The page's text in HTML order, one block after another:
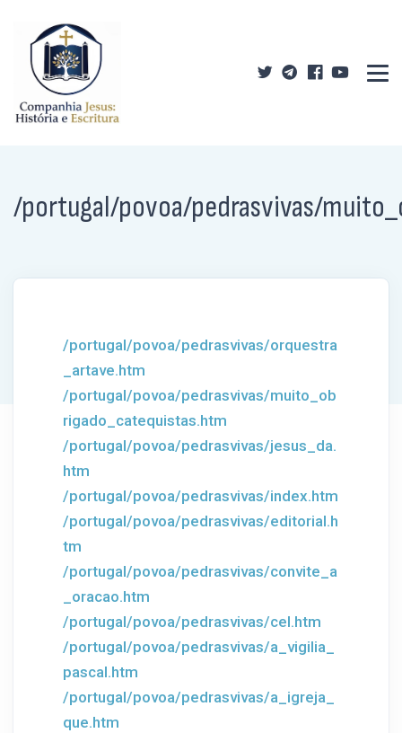
/portugal/povoa/pedrasvivas/
/portugal/povoa/pedrasvivas/orquestra
_artave.htm
/portugal/povoa/pedrasvivas/muito_ob
rigado_catequistas.htm
/portugal/povoa/pedrasvivas/jesus_da.
htm
/portugal/povoa/pedrasvivas/index.htm
/portugal/povoa/pedrasvivas/editorial.h
tm
/portugal/povoa/pedrasvivas/convite_a
_oracao.htm
/portugal/povoa/pedrasvivas/cel.htm
/portugal/povoa/pedrasvivas/a_vigilia_
pascal.htm
/portugal/povoa/pedrasvivas/a_igreja_
que.htm